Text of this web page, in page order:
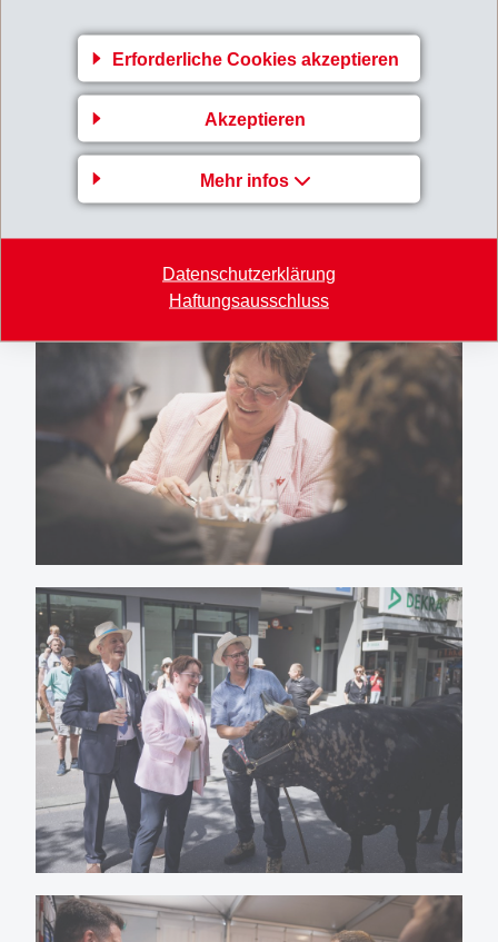
Erforderliche Cookies akzeptieren
Akzeptieren
Mehr infos
Datenschutzerklärung
Haftungsausschluss